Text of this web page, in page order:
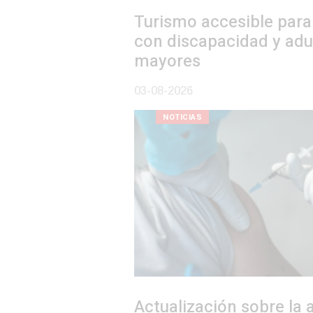
Turismo accesible para personas
con discapacidad y adultos
Actualización sobre la agenda de